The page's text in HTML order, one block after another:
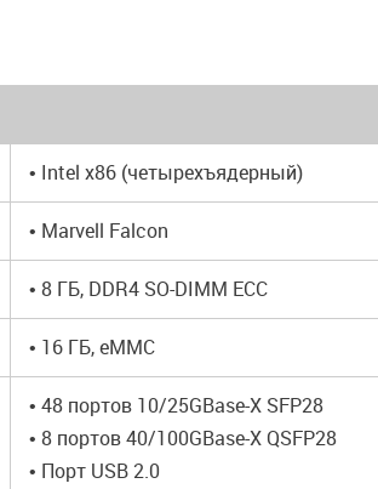
• Intel x86 (четырехъядерный)
• Marvell Falcon
• 8 ГБ, DDR4 SO-DIMM ECC
• 16 ГБ, eMMC
• 48 портов 10/25GBase-X SFP28
• 8 портов 40/100GBase-X QSFP28
• Порт USB 2.0